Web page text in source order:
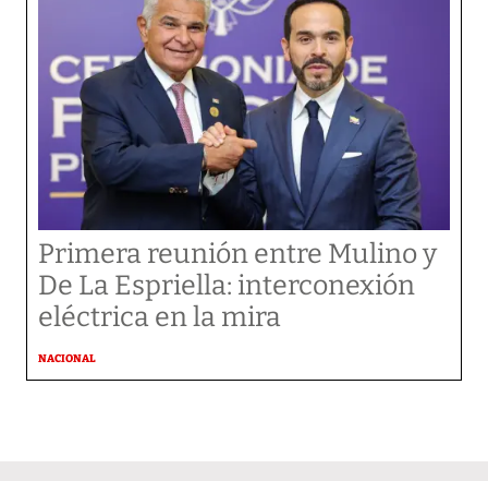
Primera reunión entre Mulino y
De La Espriella: interconexión
eléctrica en la mira
NACIONAL